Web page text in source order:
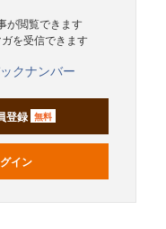
が閲覧できます
を受信できます
クナンバー
登録 無料
イン